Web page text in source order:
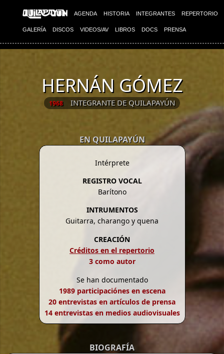
AGENDA HISTORIA INTEGRANTES REPERTORIO
GALERÍA DISCOS VIDEOS/AV LIBROS DOCS PRENSA
HERNÁN GÓMEZ
1968 INTEGRANTE DE QUILAPAYÚN
EN QUILAPAYÚN
Intérprete
REGISTRO VOCAL
Barítono
INTRUMENTOS
Guitarra, charango y quena
CREACIÓN
Créditos en el repertorio
3 como autor
Se han documentado
1989 participaciónes en escena
20 entrevistas en artículos de prensa
14 entrevistas en medios audiovisuales
BIOGRAFÍA